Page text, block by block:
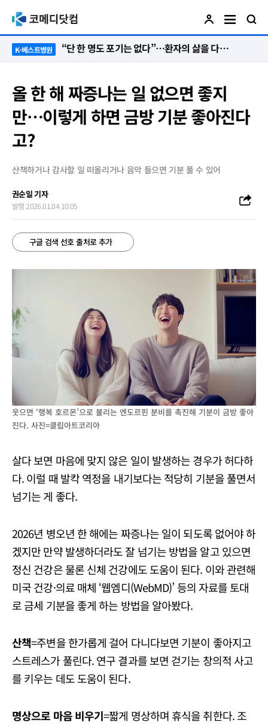
K-베스트병원 “단 한 명도 포기는 없다”…환자의 삶을 다시 세운 ‘오전 8시의 기적’
올 한 해 짜증나는 일 없으면 좋지
만…이렇게 하면 금방 기분 좋아진다
고?
산책하거나 감사할 일 떠올리거나 음악 들으면 기분 풀 수 있어
권순일 기자
발행 2026.01.04 10:05
구글 검색 선호 출처로 추가
웃으면 ‘행복 호르몬’으로 불리는 엔도르핀 분비를 촉진해 기분이 금방 좋아
진다. 사진=클립아트코리아
살다 보면 마음에 맞지 않은 일이 발생하는 경우가 허다하
다. 이럴 때 발칵 역정을 내기보다는 적당히 기분을 풀면서
넘기는 게 좋다.
2026년 병오년 한 해에는 짜증나는 일이 되도록 없어야 하
겠지만 만약 발생하더라도 잘 넘기는 방법을 알고 있으면
정신 건강은 물론 신체 건강에도 도움이 된다. 이와 관련해
미국 건강·의료 매체 ‘웹엠디(WebMD)’ 등의 자료를 토대
로 금세 기분을 좋게 하는 방법을 알아봤다.
산책=주변을 한가롭게 걸어 다니다보면 기분이 좋아지고
스트레스가 풀린다. 연구 결과를 보면 걷기는 창의적 사고
를 키우는 데도 도움이 된다.
명상으로 마음 비우기=짧게 명상하며 휴식을 취한다. 조